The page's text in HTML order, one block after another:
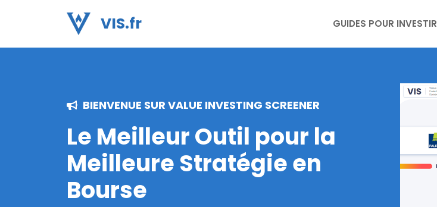
VIS.fr GUIDES POUR INVESTIR
BIENVENUE SUR VALUE INVESTING SCREENER
Le Meilleur Outil pour la
Meilleure Stratégie en
Bourse